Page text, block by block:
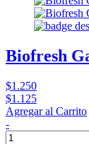
Biofresh
$1.250
$1.125
Agregar al Carrito
-